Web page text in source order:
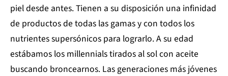
piel desde antes. Tienen a su disposición una infinidad
de productos de todas las gamas y con todos los
nutrientes supersónicos para lograrlo. A su edad
estábamos los millennials tirados al sol con aceite
buscando broncearnos. Las generaciones más jóvenes